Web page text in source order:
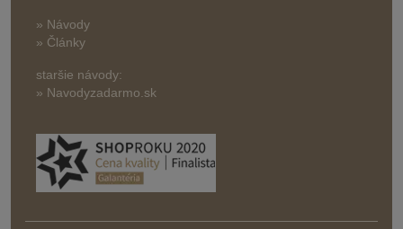
» Návody
» Články
staršie návody:
» Navodyzadarmo.sk